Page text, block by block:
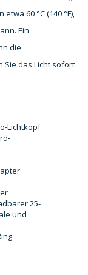
60 °C (140 °F),
Ein
die
Sie das Licht sofort
Lichtkopf
25-
und